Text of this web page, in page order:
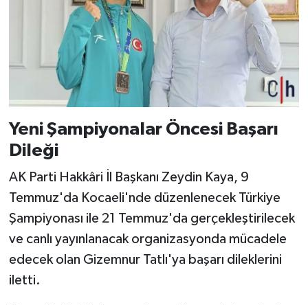
Yeni Şampiyonalar Öncesi Başarı
Dileği
AK Parti Hakkâri İl Başkanı Zeydin Kaya, 9
Temmuz'da Kocaeli'nde düzenlenecek Türkiye
Şampiyonası ile 21 Temmuz'da gerçekleştirilecek
ve canlı yayınlanacak organizasyonda mücadele
edecek olan Gizemnur Tatlı'ya başarı dileklerini
iletti.